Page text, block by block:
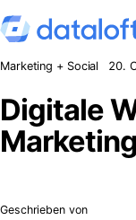
Zum Inhalt springen
Marketing + Social 20.
Digitale
Geschrieben von